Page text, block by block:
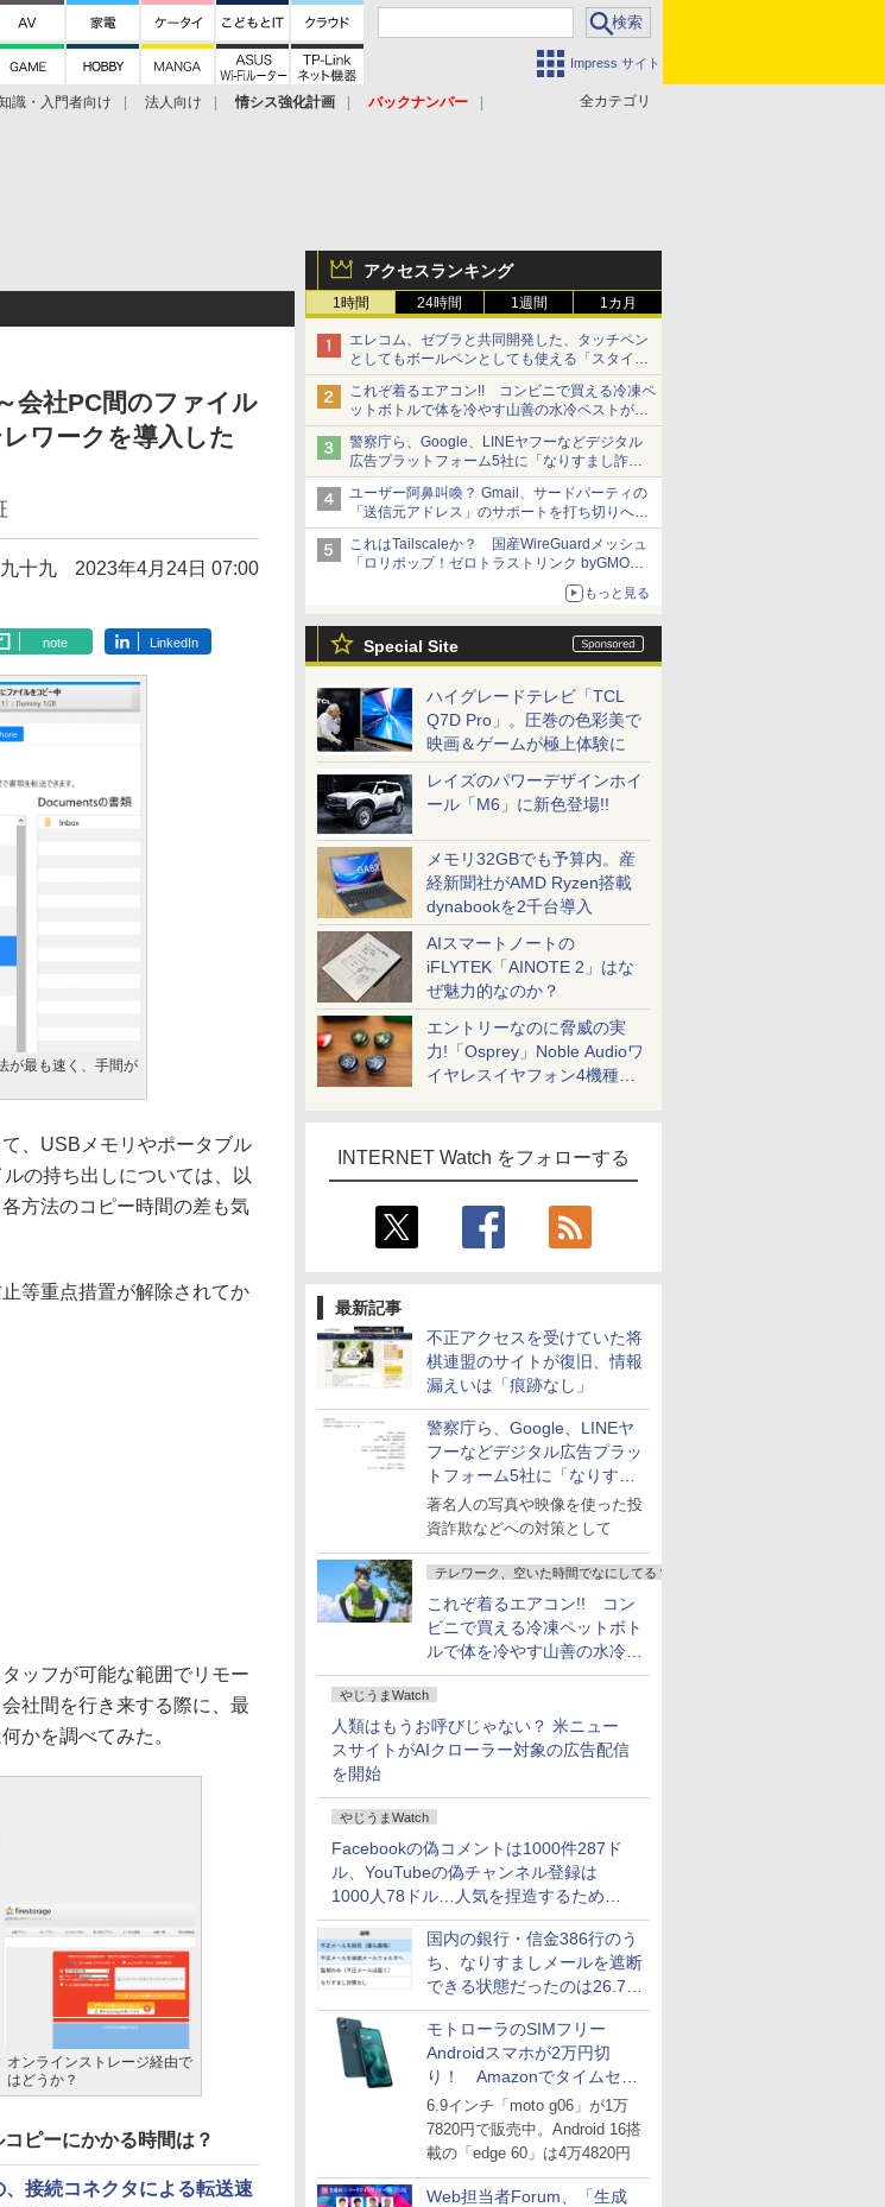
Impress サイト
全カテゴリ
識・入門者向け 法人向け 情シス強化計画
バックナンバー
アクセスランキング
1時間 24時間 1週間 1カ月
エレコム、ゼブラと共同開発した、タッチペン
としてもボールペンとしても使える「スタイラ
スツーウェイ」発売 iPadにも紙にも、持ち替
えずに書き込める
これぞ着るエアコン!! コンビニで買える冷凍ペ
ットボトルで体を冷やす山善の水冷ベストがロ
ードバイクにちょうどいい【ぼっち・ざ・ろー
ど！その14】【空いた時間でなにしてる？】
警察庁ら、Google、LINEヤフーなどデジタル
広告プラットフォーム5社に「なりすまし詐欺
広告」対策強化を要請 著名人の写真や映像を
使った投資詐欺などへの対策として
ユーザー阿鼻叫喚？ Gmail、サードパーティの
「送信元アドレス」のサポートを打ち切りへ
【やじうまWatch】
これはTailscaleか？ 国産WireGuardメッシュ
「ロリポップ！ゼロトラストリンク byGMOペ
パボ」を実測で確かめた【イニシャルB】
もっと見る
Special Site
ハイグレードテレビ「TCL
Q7D Pro」。圧巻の色彩美で
映画＆ゲームが極上体験に
レイズのパワーデザインホイ
ール「M6」に新色登場!!
メモリ32GBでも予算内。産
経新聞社がAMD Ryzen搭載
dynabookを2千台導入
AIスマートノートの
iFLYTEK「AINOTE 2」はな
ぜ魅力的なのか？
エントリーなのに脅威の実
力!「Osprey」Noble Audioワ
イヤレスイヤフォン4機種を
INTERNET Watch をフォローする
最新記事
不正アクセスを受けていた将
棋連盟のサイトが復旧、情報
漏えいは「痕跡なし」
警察庁ら、Google、LINEヤ
フーなどデジタル広告プラッ
トフォーム5社に「なりすま
し詐欺広告」対策強化を要請
著名人の写真や映像を使った投
資詐欺などへの対策として
テレワーク、空いた時間でなにしてる？
これぞ着るエアコン!! コン
ビニで買える冷凍ペットボト
ルで体を冷やす山善の水冷ベ
ストがロードバイクにちょう
どいい【ぼっち・ざ・ろー
ど！その14】
やじうまWatch
人類はもうお呼びじゃない？ 米ニュー
スサイトがAIクローラー対象の広告配信
を開始
やじうまWatch
Facebookの偽コメントは1000件287ド
ル、YouTubeの偽チャンネル登録は
1000人78ドル…人気を捏造するための
価格リストが公開中
国内の銀行・信金386行のう
ち、なりすましメールを遮断
できる状態だったのは26.7％
にとどまる～GMOブランド
セキュリティ調査
モトローラのSIMフリー
Androidスマホが2万円切
り！ Amazonでタイムセー
ル
6.9インチ「moto g06」が1万
7820円で販売中。Android 16搭
載の「edge 60」は4万4820円
Web担当者Forum、「生成
会社PC間のファイル
ワークを導入した
十九 2023年4月24日 07:00
note LinkedIn
が最も速く、手間が
、USBメモリやポータブル
の持ち出しについては、以
方法のコピー時間の差も気
等重点措置が解除されてか
ッフが可能な範囲でリモー
社間を行き来する際に、最
かを調べてみた。
オンラインストレージ経由で
はどうか？
ピーにかかる時間は？
接続コネクタによる転送速